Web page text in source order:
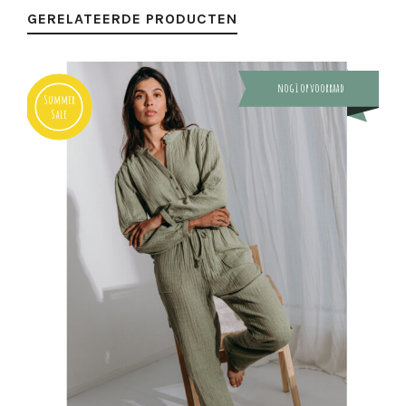
GERELATEERDE PRODUCTEN
Summer
Sale
nog 1 op voorraad